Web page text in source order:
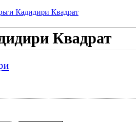
Кадидири Квадрат
Квадрат